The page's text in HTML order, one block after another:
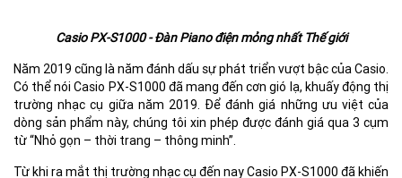
Casio PX-S1000 - Đàn Piano điện mỏng nhất Thế giới
Năm 2019 cũng là năm đánh dấu sự phát triển vượt bậc của Casio.
Có thể nói Casio PX-S1000 đã mang đến cơn gió lạ, khuấy động thị
trường nhạc cụ giữa năm 2019. Để đánh giá những ưu việt của
dòng sản phẩm này, chúng tôi xin phép được đánh giá qua 3 cụm
từ “Nhỏ gọn – thời trang – thông minh”.
Từ khi ra mắt thị trường nhạc cụ đến nay Casio PX-S1000 đã khiến